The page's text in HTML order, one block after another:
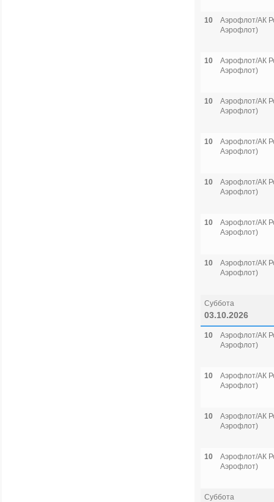
10
Аэрофлот/АК
Аэрофлот)
10
Аэрофлот/АК
Аэрофлот)
10
Аэрофлот/АК
Аэрофлот)
10
Аэрофлот/АК
Аэрофлот)
10
Аэрофлот/АК
Аэрофлот)
10
Аэрофлот/АК
Аэрофлот)
10
Аэрофлот/АК
Аэрофлот)
Суббота
03.10.2026
10
Аэрофлот/АК
Аэрофлот)
10
Аэрофлот/АК
Аэрофлот)
10
Аэрофлот/АК
Аэрофлот)
10
Аэрофлот/АК
Аэрофлот)
Суббота